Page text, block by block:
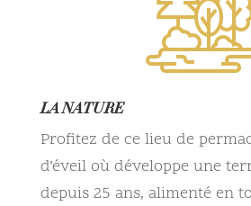
LA NATURE
Profitez de ce lieu de
d’éveil où développe une
depuis 25 ans, alimenté en